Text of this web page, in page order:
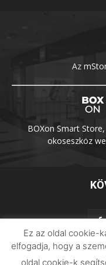
Az
BOXon Smart
okoseszköz
Ez az oldal cookie-
elfogadja, hogy a
oldal cookie-k